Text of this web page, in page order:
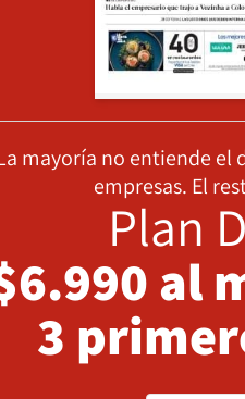
mayoría no entiende el
empresas. El
Plan
al
3